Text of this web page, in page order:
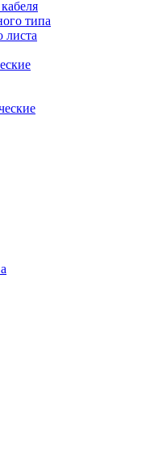
типа
листа